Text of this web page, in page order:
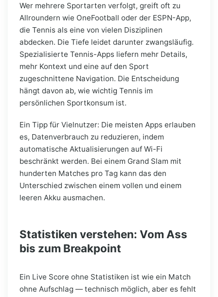
Wer mehrere Sportarten verfolgt, greift oft zu
Allroundern wie OneFootball oder der ESPN-App,
die Tennis als eine von vielen Disziplinen
abdecken. Die Tiefe leidet darunter zwangsläufig.
Spezialisierte Tennis-Apps liefern mehr Details,
mehr Kontext und eine auf den Sport
zugeschnittene Navigation. Die Entscheidung
hängt davon ab, wie wichtig Tennis im
persönlichen Sportkonsum ist.
Ein Tipp für Vielnutzer: Die meisten Apps erlauben
es, Datenverbrauch zu reduzieren, indem
automatische Aktualisierungen auf Wi-Fi
beschränkt werden. Bei einem Grand Slam mit
hunderten Matches pro Tag kann das den
Unterschied zwischen einem vollen und einem
leeren Akku ausmachen.
Statistiken verstehen: Vom Ass
bis zum Breakpoint
Ein Live Score ohne Statistiken ist wie ein Match
ohne Aufschlag — technisch möglich, aber es fehlt